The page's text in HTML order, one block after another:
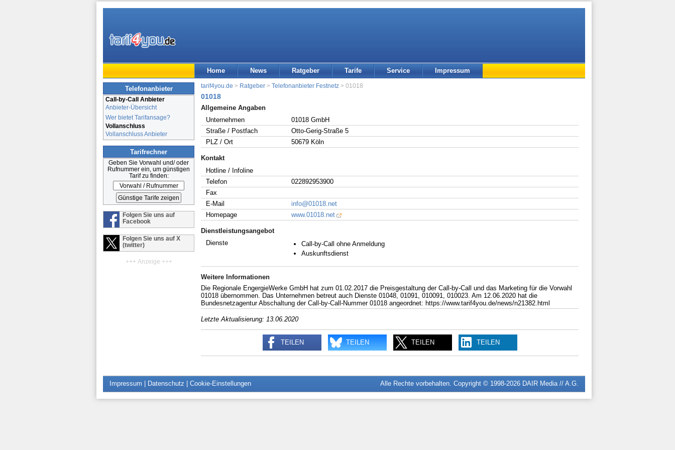
Home News Ratgeber Tarife Service Impressum
Telefonanbieter
Call-by-Call Anbieter
Anbieter-Übersicht
Wer bietet Tarifansage?
Vollanschluss
Vollanschluss Anbieter
Tarifrechner
Geben Sie Vorwahl und/ oder
Rufnummer ein, um günstigen
Tarif zu finden:
Folgen Sie uns auf
Facebook
Folgen Sie uns auf X
(twitter)
+++ Anzeige +++
tarif4you.de > Ratgeber > Telefonanbieter Festnetz > 01018
01018
Allgemeine Angaben
Unternehmen
01018 GmbH
Straße / Postfach
Otto-Gerig-Straße 5
PLZ / Ort
50679 Köln
Kontakt
Hotline / Infoline
Telefon
022892953900
Fax
E-Mail
info@01018.net
Homepage
www.01018.net
Dienstleistungsangebot
Dienste
Call-by-Call ohne Anmeldung
Auskunftsdienst
Weitere Informationen
Die Regionale EngergieWerke GmbH hat zum 01.02.2017 die Preisgestaltung der Call-by-Call und das Marketing für die Vorwahl
01018 übernommen. Das Unternehmen betreut auch Dienste 01048, 01091, 010091, 010023. Am 12.06.2020 hat die
Bundesnetzagentur Abschaltung der Call-by-Call-Nummer 01018 angeordnet: https://www.tarif4you.de/news/n21382.html
Letzte Aktualisierung: 13.06.2020
TEILEN TEILEN TEILEN TEILEN
Alle Rechte vorbehalten. Copyright © 1998-2026 DAIR Media // A.G.
Impressum Datenschutz Cookie-Einstellungen